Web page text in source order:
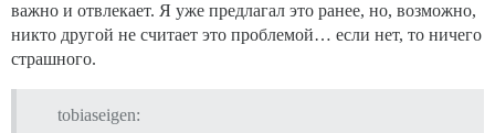
важно и отвлекает. Я уже предлагал это ранее, но, возможно,
никто другой не считает это проблемой… если нет, то ничего
страшного.
tobiaseigen: